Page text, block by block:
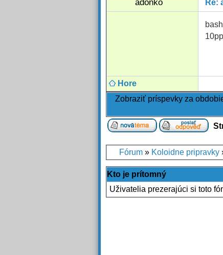
adonko Re:
Hore
Zobraziť príspevky za
Fórum » Koloidne pripravky
Kto je prítomný
Uživatelia prezerajúci si toto